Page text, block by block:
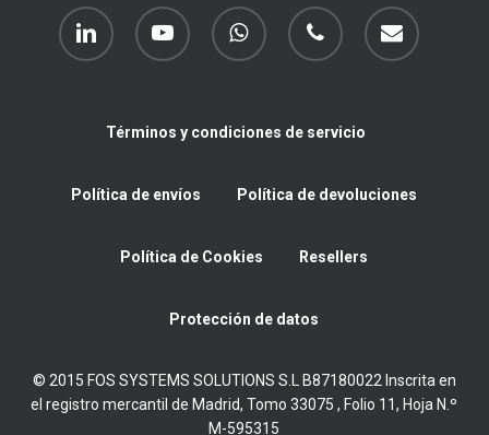
linkedin youtube whatsapp phone email
Términos y condiciones de servicio
Política de envíos Política de devoluciones
Política de Cookies Resellers
Protección de datos
© 2015 FOS SYSTEMS SOLUTIONS S.L B87180022 Inscrita en
el registro mercantil de Madrid, Tomo 33075 , Folio 11, Hoja N.º
M-595315